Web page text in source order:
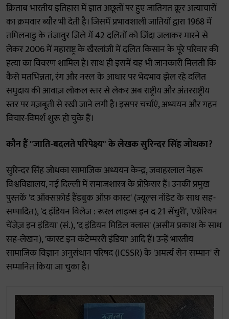
क़िताब भारतीय इतिहास में ज्ञात अछूतों पर हुए जातिगत क्रूर अत्याचारों
का क्रमवार ब्यौर भी देती है। जिसमें प्रभावशाली जातियों द्वारा 1968 में
तमिलनाडु के तंजावुर जिले में 42 दलितों को जिंदा जलाकर मारने से
लेकर 2006 में महाराष्ट्र के खैरलांजी में दलित किसान के पूरे परिवार की
हत्या का विवरण शामिल है। साथ ही इसमें यह भी जानकारी मिलती कि
कैसे मतभिन्नता, रंग और नस्ल के आधार पर भेदभाव झेल रहे दलित
समुदाय की आवाज़ लोकल स्तर से लेकर अब राष्ट्रीय और अंतरराष्ट्रीय
स्तर पर मज़बूती से रखी जाने लगी है। इसपर चर्चाएं, अध्ययन और गहन
विचार-विमर्श शुरू हो चुके हैं।
कौन हैं "जाति-बदलते परिपेक्ष्य" के लेखक सुरिन्दर सिंह जोधका?
सुरिन्दर सिंह जोधका सामाजिक अध्ययन केन्द्र, जवाहरलाल नेहरू
विश्वविद्यालय, नई दिल्ली में समाजशास्त्र के प्रोफ़ेसर हैं। उनकी प्रमुख
पुस्तकें 'द ऑक्सफ़ोर्ड हैंडबुक ऑफ़ कास्ट' (ज्यूल्स नॉडेट के साथ सह-
सम्पादित), 'द इंडियन विलेज : रूरल लाइव्स इन द 21 सेंचुरी', 'एग्रेरियन
चेंजेज़ इन इंडिया' (सं.), 'द इंडियन मिडिल क्लास' (असीम प्रकाश के साथ
सह-लेखन), 'कास्ट इन कंटेम्पररी इंडिया' आदि हैं। उन्हें भारतीय
सामाजिक विज्ञान अनुसंधान परिषद (ICSSR) के 'अमर्त्य सेन सम्मान' से
सम्मानित किया जा चुका है।